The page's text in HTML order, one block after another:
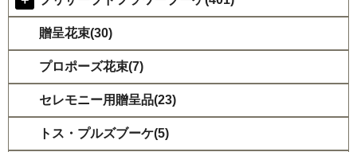
贈呈花束(30)
プロポーズ花束(7)
セレモニー用贈呈品(23)
トス・プルズブーケ(5)